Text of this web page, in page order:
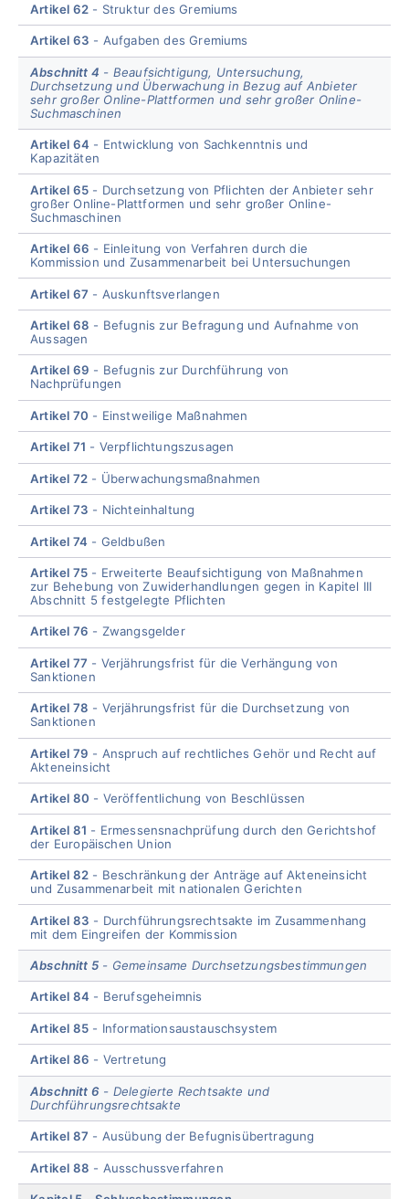
Artikel 62 Struktur des Gremiums
Artikel 63 Aufgaben des Gremiums
Abschnitt 4
Beaufsichtigung, Untersuchung,
Durchsetzung und Überwachung in Bezug auf Anbieter
sehr großer Online-Plattformen und sehr großer Online-
Suchmaschinen
Artikel 64
Entwicklung von Sachkenntnis und
Kapazitäten
Artikel 65
Durchsetzung von Pflichten der Anbieter sehr
großer Online-Plattformen und sehr großer Online-
Suchmaschinen
Artikel 66
Einleitung von Verfahren durch die
Kommission und Zusammenarbeit bei Untersuchungen
Artikel 67 Auskunftsverlangen
Artikel 68
Befugnis zur Befragung und Aufnahme von
Aussagen
Artikel 69
Befugnis zur Durchführung von
Nachprüfungen
Artikel 70 Einstweilige Maßnahmen
Artikel 71 Verpflichtungszusagen
Artikel 72 Überwachungsmaßnahmen
Artikel 73 Nichteinhaltung
Artikel 74 Geldbußen
Artikel 75
Erweiterte Beaufsichtigung von Maßnahmen
zur Behebung von Zuwiderhandlungen gegen in Kapitel III
Abschnitt 5 festgelegte Pflichten
Artikel 76 Zwangsgelder
Artikel 77
Verjährungsfrist für die Verhängung von
Sanktionen
Artikel 78
Verjährungsfrist für die Durchsetzung von
Sanktionen
Artikel 79
Anspruch auf rechtliches Gehör und Recht auf
Akteneinsicht
Artikel 80 Veröffentlichung von Beschlüssen
Artikel 81
Ermessensnachprüfung durch den Gerichtshof
der Europäischen Union
Artikel 82
Beschränkung der Anträge auf Akteneinsicht
und Zusammenarbeit mit nationalen Gerichten
Artikel 83
Durchführungsrechtsakte im Zusammenhang
mit dem Eingreifen der Kommission
Abschnitt 5 Gemeinsame Durchsetzungsbestimmungen
Artikel 84 Berufsgeheimnis
Artikel 85 Informationsaustauschsystem
Artikel 86 Vertretung
Abschnitt 6
Delegierte Rechtsakte und
Durchführungsrechtsakte
Artikel 87 Ausübung der Befugnisübertragung
Artikel 88 Ausschussverfahren